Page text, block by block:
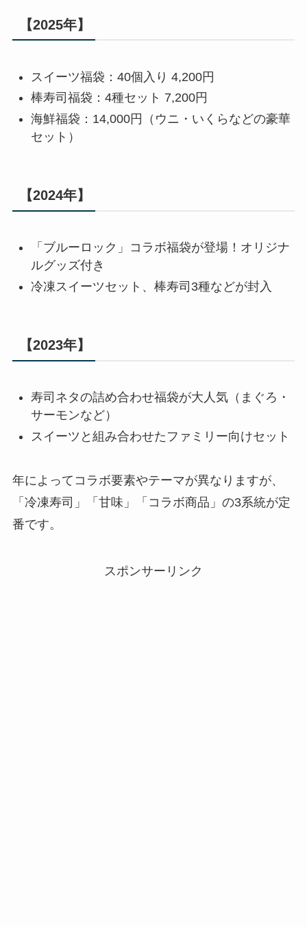
【2025年】
スイーツ福袋：40個入り 4,200円
棒寿司福袋：4種セット 7,200円
海鮮福袋：14,000円（ウニ・いくらなどの豪華
セット）
【2024年】
「ブルーロック」コラボ福袋が登場！オリジナ
ルグッズ付き
冷凍スイーツセット、棒寿司3種などが封入
【2023年】
寿司ネタの詰め合わせ福袋が大人気（まぐろ・
サーモンなど）
スイーツと組み合わせたファミリー向けセット
年によってコラボ要素やテーマが異なりますが、
「冷凍寿司」「甘味」「コラボ商品」の3系統が定
番です。
スポンサーリンク